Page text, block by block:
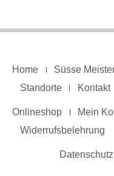
Home Süsse
Standorte
Kontakt
Onlineshop Mein
Widerrufsbelehrung
Datenschutz